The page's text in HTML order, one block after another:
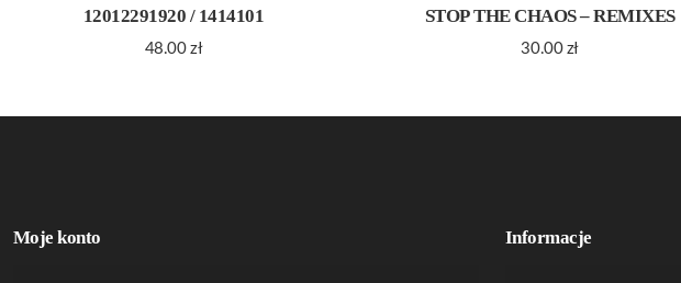
12012291920 / 1414101
48.00zł
STOP THE CHAOS – REMIXES
30.00 zł
Moje konto Informacje